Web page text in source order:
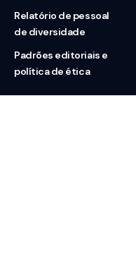
Relatório de pessoal
de diversidade
Padrões editoriais e
política de ética